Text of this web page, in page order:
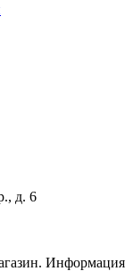
д. 6
Информация